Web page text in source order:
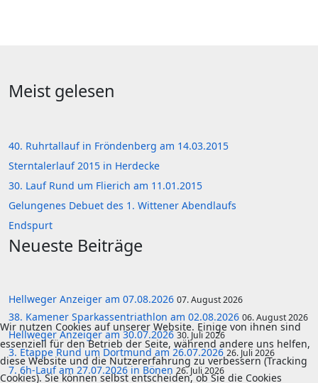
Meist gelesen
40. Ruhrtallauf in Fröndenberg am 14.03.2015
Sterntalerlauf 2015 in Herdecke
30. Lauf Rund um Flierich am 11.01.2015
Gelungenes Debuet des 1. Wittener Abendlaufs
Endspurt
Neueste Beiträge
Hellweger Anzeiger am 07.08.2026 07. August 2026
38. Kamener Sparkassentriathlon am 02.08.2026 06. August 2026
Hellweger Anzeiger am 30.07.202630. Juli 2026
3. Etappe Rund um Dortmund am 26.07.2026 26. Juli 2026
7. 6h-Lauf am 27.07.2026 in Bönen 26. Juli 2026
Wir nutzen Cookies auf unserer Website. Einige von ihnen sind
essenziell für den Betrieb der Seite, während andere uns helfen,
diese Website und die Nutzererfahrung zu verbessern (Tracking
Cookies). Sie können selbst entscheiden, ob Sie die Cookies